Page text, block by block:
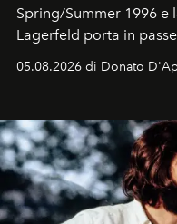
Spring/Summer 1996 e
Lagerfeld porta in
logomania pensata per
Kate, Claudia e Carla
uno dei documenti più
05.08.2026 di Donato